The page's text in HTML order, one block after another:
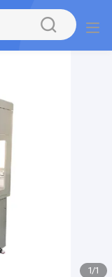
1/1